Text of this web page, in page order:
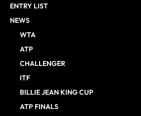
ENTRY LIST
NEWS
WTA
ATP
CHALLENGER
ITF
BILLIE JEAN KING CUP
ATP FINALS